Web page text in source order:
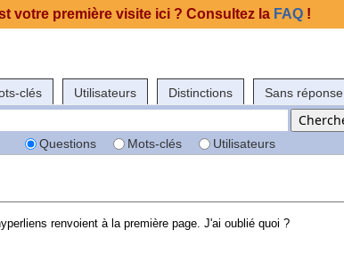
clés Utilisateurs Distinctions Sans réponse
Questions Mots-clés Utilisateurs
renvoient à la première page. J'ai oublié quoi ?
votre première visite ici ? Consultez la FAQ !